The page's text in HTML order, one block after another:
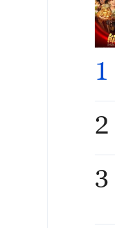
1
2
3